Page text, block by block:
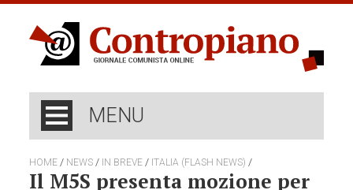
MENU
HOME / NEWS / IN BREVE / ITALIA (FLASH NEWS) /
Il M5S presenta mozione per